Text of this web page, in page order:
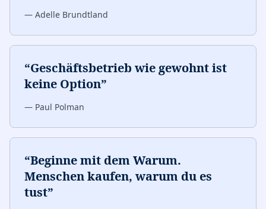
— Adelle Brundtland
“Geschäftsbetrieb wie gewohnt ist
keine Option”
— Paul Polman
“Beginne mit dem Warum.
Menschen kaufen, warum du es
tust”